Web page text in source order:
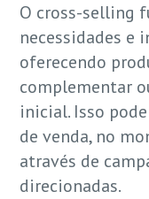
O cross-selling
necessidades e
oferecendo
complementar
inicial. Isso
de venda, no
através de
direcionadas.